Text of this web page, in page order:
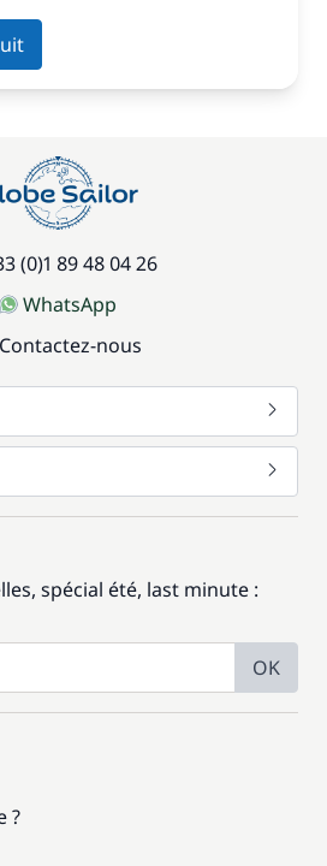
(0)1 89 48 04 26
WhatsApp
Contactez-nous
spécial été, last minute :
OK
?